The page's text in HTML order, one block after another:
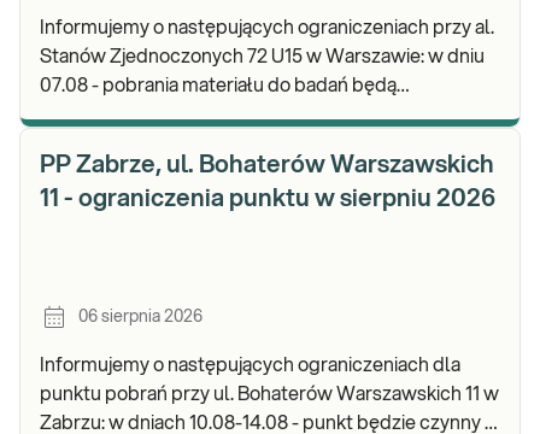
Informujemy o następujących ograniczeniach przy al.
Stanów Zjednoczonych 72 U15 w Warszawie: w dniu
07.08 - pobrania materiału do badań będą
PP Zabrze, ul. Bohaterów Warszawskich
11 - ograniczenia punktu w sierpniu 2026
06 sierpnia 2026
Informujemy o następujących ograniczeniach dla
punktu pobrań przy ul. Bohaterów Warszawskich 11 w
Zabrzu: w dniach 10.08-14.08 - punkt będzie czynny w